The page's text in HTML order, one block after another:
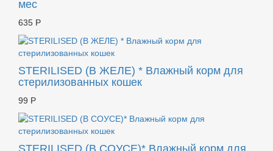
мес
635 Р
STERILISED (В ЖЕЛЕ) * Влажный корм для
стерилизованных кошек
99 Р